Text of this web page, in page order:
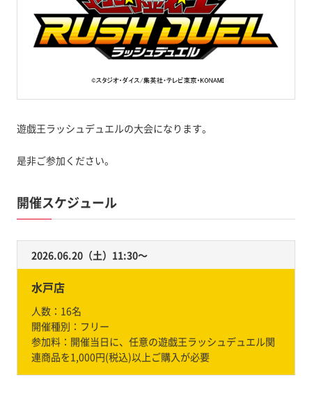
遊戯王ラッシュデュエルの大会になります。
是非ご参加ください。
開催スケジュール
2026.06.20（土）11:30〜
水戸店
人数： 16名
開催種別： フリー
参加料： 開催当日に、任意の遊戯王ラッシュデュエル関
連商品を1,000円(税込)以上ご購入が必要